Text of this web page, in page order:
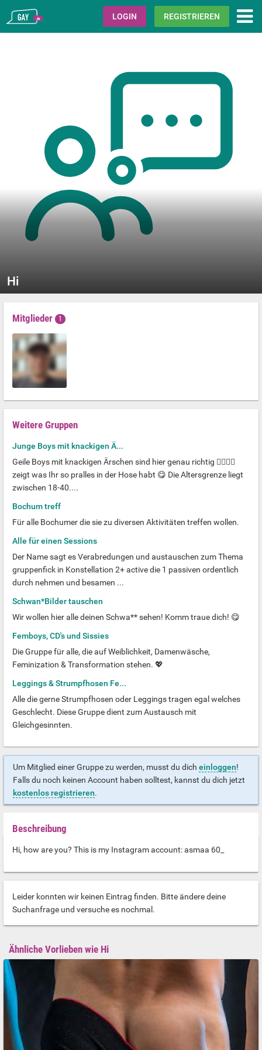
Gay.de LOGIN REGISTRIEREN
Hi
Mitglieder 1
Weitere Gruppen
Junge Boys mit knackigen Ä...
Geile Boys mit knackigen Ärschen sind hier genau richtig ❤️‍🔥🍑🥵
zeigt was Ihr so pralles in der Hose habt 😋 Die Altersgrenze liegt
zwischen 18-40....
Bochum treff
Für alle Bochumer die sie zu diversen Aktivitäten treffen wollen.
Alle für einen Sessions
Der Name sagt es Verabredungen und austauschen zum Thema
gruppenfick in Konstellation 2+ active die 1 passiven ordentlich
durch nehmen und besamen ...
Schwan*Bilder tauschen
Wir wollen hier alle deinen Schwa** sehen! Komm traue dich! 😋
Femboys, CD's und Sissies
Die Gruppe für alle, die auf Weiblichkeit, Damenwäsche,
Feminization & Transformation stehen. 💖
Leggings & Strumpfhosen Fe...
Alle die gerne Strumpfhosen oder Leggings tragen egal welches
Geschlecht. Diese Gruppe dient zum Austausch mit
Gleichgesinnten.
Um Mitglied einer Gruppe zu werden, musst du dich einloggen!
Falls du noch keinen Account haben solltest, kannst du dich jetzt
kostenlos registrieren.
Beschreibung
Hi, how are you? This is my Instagram account: asmaa 60_
Leider konnten wir keinen Eintrag finden. Bitte ändere deine
Suchanfrage und versuche es nochmal.
Ähnliche Vorlieben wie Hi